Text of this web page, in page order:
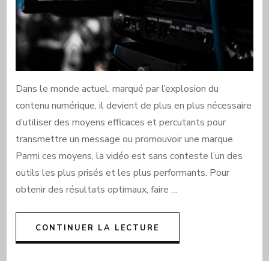
Dans le monde actuel, marqué par l’explosion du
contenu numérique, il devient de plus en plus nécessaire
d’utiliser des moyens efficaces et percutants pour
transmettre un message ou promouvoir une marque.
Parmi ces moyens, la vidéo est sans conteste l’un des
outils les plus prisés et les plus performants. Pour
obtenir des résultats optimaux, faire …
CONTINUER LA LECTURE